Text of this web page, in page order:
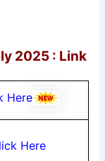
2025 : Link
Here
Here